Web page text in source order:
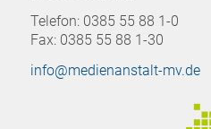
Telefon: 0385 55 88 1-0
Fax: 0385 55 88 1-30
info@medienanstalt-mv.de